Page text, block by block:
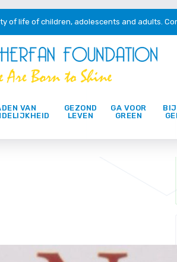
of life of children, adolescents and adults.
VAN
GEZOND
LEVEN
GA VOOR
GREEN